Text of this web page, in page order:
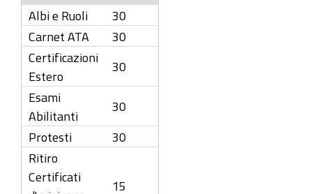
Albi e Ruoli
30
Carnet ATA
30
Certificazioni
Estero
30
Esami
Abilitanti
30
Protesti
30
Ritiro
Certificati
15